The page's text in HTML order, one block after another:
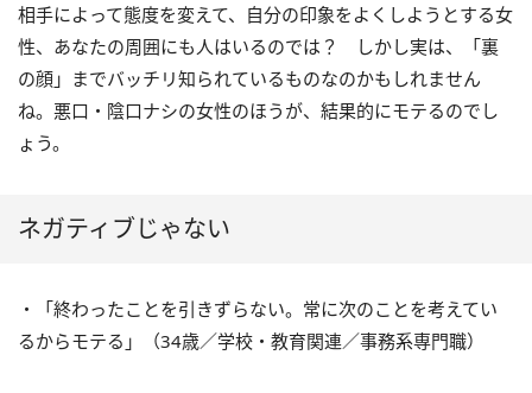
相手によって態度を変えて、自分の印象をよくしようとする女
性、あなたの周囲にも人はいるのでは？ しかし実は、「裏
の顔」までバッチリ知られているものなのかもしれません
ね。悪口・陰口ナシの女性のほうが、結果的にモテるのでし
ょう。
ネガティブじゃない
・「終わったことを引きずらない。常に次のことを考えてい
るからモテる」（34歳／学校・教育関連／事務系専門職）